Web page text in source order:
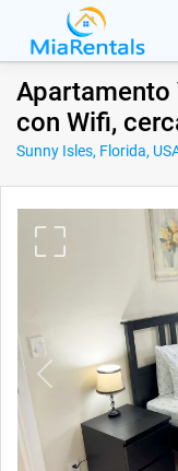
Apartamento
con Wifi,
Sunny Isles, Florida,
Previous